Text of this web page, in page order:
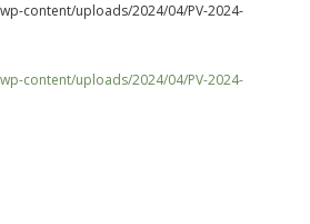
content/uploads/2024/04/PV-2024-
content/uploads/2024/04/PV-2024-